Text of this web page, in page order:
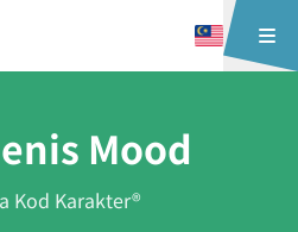
Mood
Kod Karakter®